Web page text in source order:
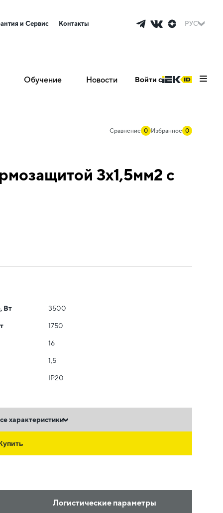
и Сервис Контакты РУС
Обучение Новости Войти с
Сравнение 0 Избранное 0
3х1,5мм2 с
Вт 3500
1750
16
1,5
IP20
характеристики
Логистические параметры